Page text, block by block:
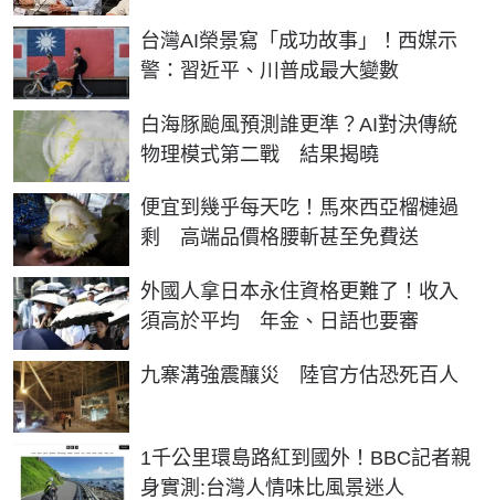
台灣AI榮景寫「成功故事」！西媒示
警：習近平、川普成最大變數
白海豚颱風預測誰更準？AI對決傳統
物理模式第二戰 結果揭曉
便宜到幾乎每天吃！馬來西亞榴槤過
剩 高端品價格腰斬甚至免費送
外國人拿日本永住資格更難了！收入
須高於平均 年金、日語也要審
九寨溝強震釀災 陸官方估恐死百人
1千公里環島路紅到國外！BBC記者親
身實測:台灣人情味比風景迷人